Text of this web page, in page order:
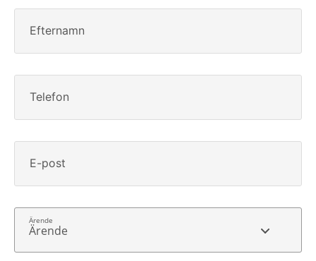
Efternamn
Telefon
E-post
Ärende